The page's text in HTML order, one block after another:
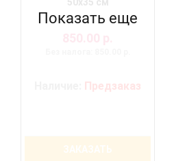
Предзаказ
Показать еще